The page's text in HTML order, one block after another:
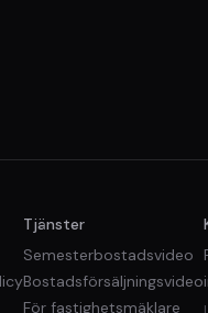
Tjänster
Semesterbostadsvideo
Bostadsförsäljningsvideo
För fastighetsmäklare